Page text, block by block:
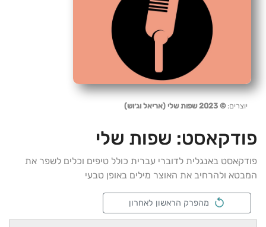
יוצרים:© 2023 שפות שלי (אריאל וג׳וש)
פודקאסט: שפות שלי
פודקאסט באנגלית לדוברי עברית כולל טיפים וכלים לשפר את
המבטא ולהרחיב את האוצר מילים באופן טבעי
מהפרק הראשון לאחרון